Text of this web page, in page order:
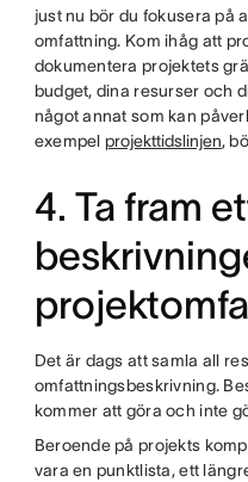
just nu bör du fokusera på
omfattning. Kom ihåg att
dokumentera projektets
budget, dina resurser och
något annat som kan
exempel projekttidslinjen,
4. Ta fram
Det är dags att samla all
omfattningsbeskrivning.
kommer att göra och inte
Beroende på projekts
vara en punktlista, ett